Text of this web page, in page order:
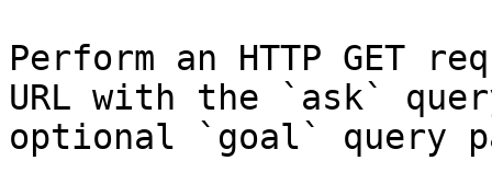
Perform an HTTP GET
URL with the `ask`
optional `goal` query